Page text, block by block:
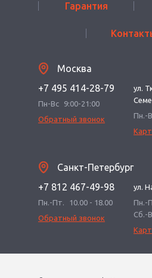
Гарантия
Москва
+7 495 414-28-79
Пн-Вс
9:00-21:00
Обратный звонок
ул.
Пн.-
Санкт-Петербург
+7 812 467-49-98
Пн.-Пт.
10.00 - 18.00
Обратный звонок
ул.
Пн.-
Сб.-